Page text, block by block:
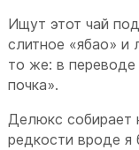
Ищут этот чай
слитное «ябао» и
то же: в переводе
почка».
Делюкс собирает
редкости вроде я